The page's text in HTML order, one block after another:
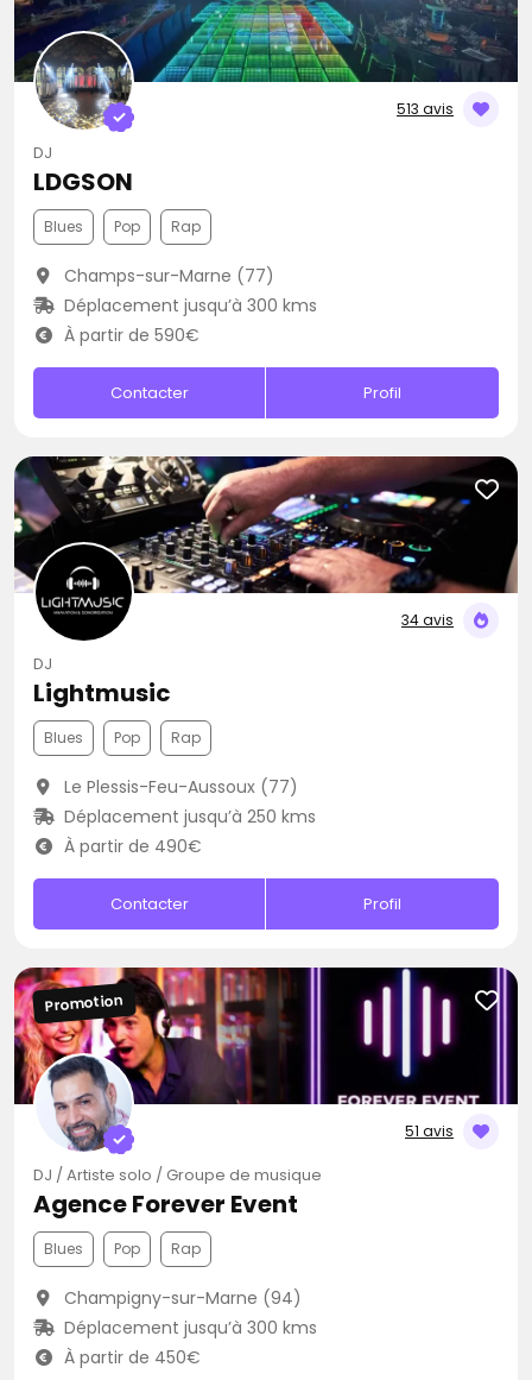
513 avis
DJ
LDGSON
Blues Pop Rap
Champs-sur-Marne (77)
Déplacement jusqu’à 300 kms
À partir de 590€
Contacter Profil
34 avis
DJ
Lightmusic
Blues Pop Rap
Le Plessis-Feu-Aussoux (77)
Déplacement jusqu’à 250 kms
À partir de 490€
Contacter Profil
51 avis
Promotion
DJ / Artiste solo / Groupe de musique
Agence Forever Event
Blues Pop Rap
Champigny-sur-Marne (94)
Déplacement jusqu’à 300 kms
À partir de 450€